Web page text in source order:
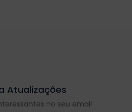
Atualizações
no seu email